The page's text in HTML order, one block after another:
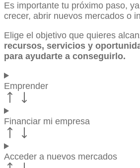
Es importante tu próximo paso,
crecer, abrir nuevos mercados o
Elige el objetivo que quieres
recursos, servicios y
para ayudarte a conseguirlo.
Emprender
Financiar mi empresa
Acceder a nuevos mercados